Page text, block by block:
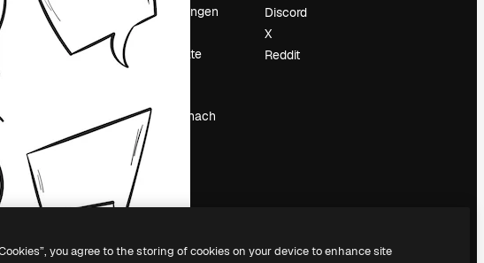
Richtlinie
Veranstaltungen
Slidesgo
Deine Inhalte
verkaufen
Suchst du nach
magnific.ai
Discord
X
Reddit
you agree to the storing of cookies on your device to enhance site